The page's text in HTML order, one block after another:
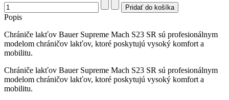
Popis
Chrániče lakťov Bauer Supreme Mach S23 SR sú profesionálnym
modelom chráničov lakťov, ktoré poskytujú vysoký komfort a
mobilitu.
Chrániče lakťov Bauer Supreme Mach S23 SR sú profesionálnym
modelom chráničov lakťov, ktoré poskytujú vysoký komfort a
mobilitu.